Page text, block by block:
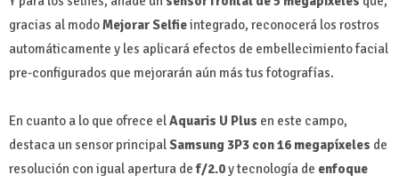
gracias al modoMejorar Selfieintegrado, reconocerá los rostros
automáticamente y les aplicará efectos de embellecimiento facial
pre-configurados que mejorarán aún más tus fotografías.
En cuanto a lo que ofrece elAquaris U Plus en este campo,
destaca un sensor principalSamsung 3P3 con 16 megapíxeles de
resolución con igual apertura def/2.0y tecnología de enfoque